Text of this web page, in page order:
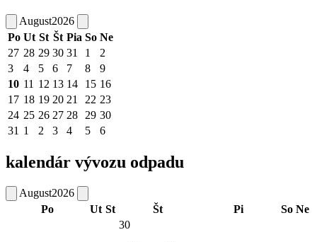
August2026
Po Ut St Št Pia So Ne
27 28 29 30 31 1
2
3
4 5 6 7 8
9
10 11 12 13 14 15 16
17 18 19 20 21 22 23
24 25 26 27 28 29 30
31 1 2 3 4 5 6
kalendár vývozu odpadu
August2026
Po
Ut St Št Pi So Ne
30